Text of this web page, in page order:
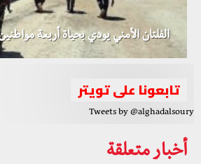
الفلتان الأمني يودي بحياة أربعة
تابعونا على تويتر
Tweets by @alghadalsoury
أخبار متعلقة